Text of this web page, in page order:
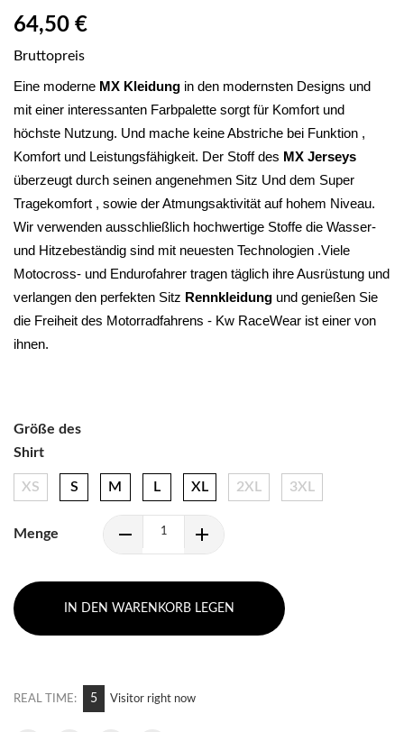
64,50 €
Bruttopreis
Eine moderne MX Kleidung in den modernsten Designs und
mit einer interessanten Farbpalette sorgt für Komfort und
höchste Nutzung. Und mache keine Abstriche bei Funktion ,
Komfort und Leistungsfähigkeit. Der Stoff des MX Jerseys
überzeugt durch seinen angenehmen Sitz Und dem Super
Tragekomfort , sowie der Atmungsaktivität auf hohem Niveau.
Wir verwenden ausschließlich hochwertige Stoffe die Wasser-
und Hitzebeständig sind mit neuesten Technologien .Viele
Motocross- und Endurofahrer tragen täglich ihre Ausrüstung und
verlangen den perfekten Sitz Rennkleidung und genießen Sie
die Freiheit des Motorradfahrens - Kw RaceWear ist einer von
ihnen.
Größe des
Shirt
XS S M L XL 2XL 3XL
Menge
IN DEN WARENKORB LEGEN
REAL TIME: 7 Visitor right now